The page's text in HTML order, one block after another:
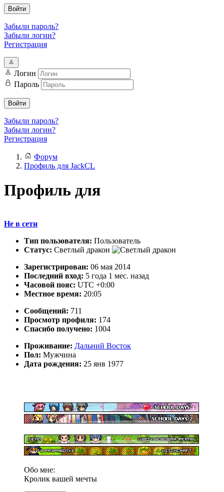
Войти
Забыли пароль?
Забыли логин?
Регистрация
Логин
Пароль
Войти
Забыли пароль?
Забыли логин?
Регистрация
Форум
Профиль для JackCL
Профиль для
Не в сети
Тип пользователя: Пользователь
Статус: Светлый дракон
Зарегистрирован: 06 мая 2014
Последний вход: 5 года 1 мес. назад
Часовой пояс: UTC +0:00
Местное время: 20:05
Сообщений: 711
Просмотр профиля: 174
Спасибо получено: 1004
Проживание: Дальний Восток
Пол: Мужчина
Дата рождения: 25 янв 1977
Обо мне:
Кролик вашей мечты